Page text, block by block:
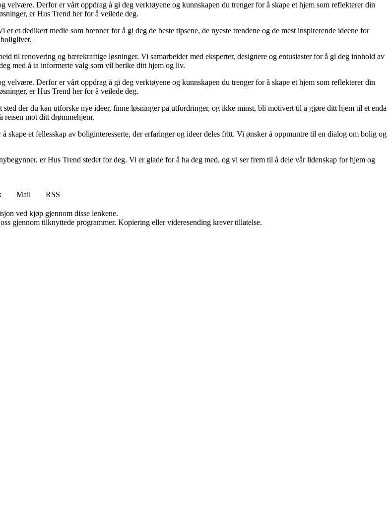
velvære. Derfor er vårt oppdrag å gi deg verktøyene og kunnskapen du trenger for å skape et hjem som reflekterer din
er Hus Trend her for å veilede deg.
dedikert medie som brenner for å gi deg de beste tipsene, de nyeste trendene og de mest inspirerende ideene for
til renovering og bærekraftige løsninger. Vi samarbeider med eksperter, designere og entusiaster for å gi deg innhold av
med å ta informerte valg som vil berike ditt hjem og liv.
velvære. Derfor er vårt oppdrag å gi deg verktøyene og kunnskapen du trenger for å skape et hjem som reflekterer din
er Hus Trend her for å veilede deg.
der du kan utforske nye ideer, finne løsninger på utfordringer, og ikke minst, bli motivert til å gjøre ditt hjem til et enda
reisen mot ditt drømmehjem.
et fellesskap av boliginteresserte, der erfaringer og ideer deles fritt. Vi ønsker å oppmuntre til en dialog om bolig og
er Hus Trend stedet for deg. Vi er glade for å ha deg med, og vi ser frem til å dele vår lidenskap for hjem og
Mail
RSS
ved kjøp gjennom disse lenkene.
gjennom tilknyttede programmer. Kopiering eller videresending krever tillatelse.